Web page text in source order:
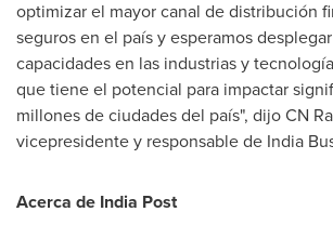
optimizar el mayor canal de distribución
seguros en el país y esperamos
capacidades en las industrias y
que tiene el potencial para impactar
millones de ciudades del país", dijo CN
vicepresidente y responsable de India
Acerca de India Post